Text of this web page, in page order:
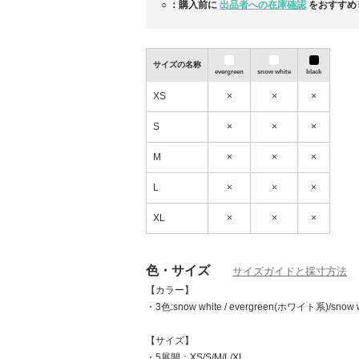
よろしくお願い致します。
世界が熱狂する「Denim Tears」唯一無二の
○ ：購入前に 出品者への在庫確認 をおすす
サイズの名称
evergreen snow white black
XS × × ×
S × × ×
M × × ×
L × × ×
XL × × ×
色・サイズ サイズガイドと採寸方法
【カラー】
・3色:snow white / evergreen(ホワイト系)/
【サイズ】